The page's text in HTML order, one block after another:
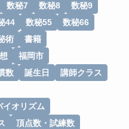
数秘7 数秘8
数秘9
44 数秘55
数秘66
術
書籍
福岡市
数 誕生日
講師クラス
イオリズム
頂点数・試練数